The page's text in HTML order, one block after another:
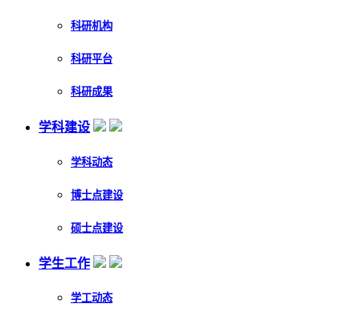
科研机构
科研平台
科研成果
学科建设
学科动态
博士点建设
硕士点建设
学生工作
学工动态